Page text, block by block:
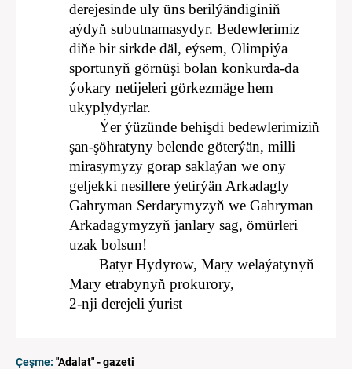
derejesinde uly üns berilýändiginiň
aýdyň subutnamasydyr. Bedewlerimiz
diňe bir sirkde däl, eýsem, Olimpiýa
sportunyň görnüşi bolan konkurda-da
ýokary netijeleri görkezmäge hem
ukyplydyrlar.
Ýer ýüzünde behişdi bedewlerimiziň
şan-şöhratyny belende göterýän, milli
mirasymyzy gorap saklaýan we ony
geljekki nesillere ýetirýän Arkadagly
Gahryman Serdarymyzyň we Gahryman
Arkadagymyzyň janlary sag, ömürleri
uzak bolsun!
Batyr Hydyrow, Mary welaýatynyň
Mary etrabynyň prokurory,
2-nji derejeli ýurist
Çeşme: "Adalat" - gazeti